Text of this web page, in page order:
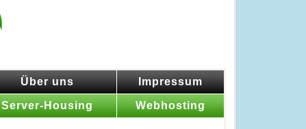
Über uns Impressum
Server-Housing Webhosting